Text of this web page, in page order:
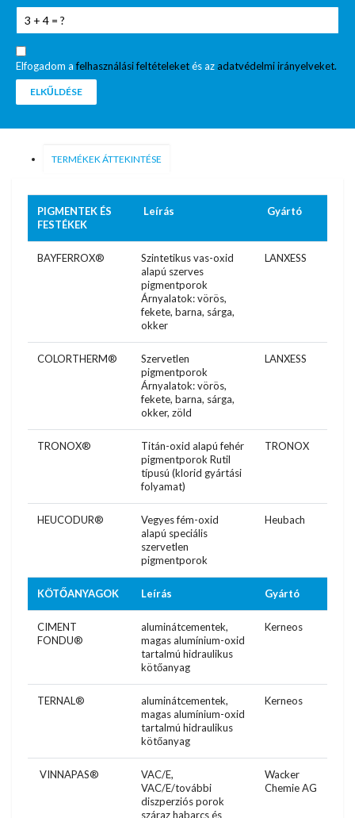
Elfogadom afelhasználási feltételeketés azadatvédelmi irányelveket.
ELKŰLDÉSE
TERMÉKEK ÁTTEKINTÉSE
PIGMENTEK ÉS
FESTÉKEK
Leírás Gyártó
BAYFERROX®
Szintetikus vas-oxid
alapú szerves
pigmentporok
Árnyalatok: vörös,
fekete, barna, sárga,
okker
LANXESS
COLORTHERM®
Szervetlen
pigmentporok
Árnyalatok: vörös,
fekete, barna, sárga,
okker, zöld
LANXESS
TRONOX®
Titán-oxid alapú fehér
pigmentporok Rutil
típusú (klorid gyártási
folyamat)
TRONOX
HEUCODUR®
Vegyes fém-oxid
alapú speciális
szervetlen
pigmentporok
Heubach
KÖTŐANYAGOK Leírás Gyártó
CIMENT
FONDU®
aluminátcementek,
magas alumínium-oxid
tartalmú hidraulikus
kötőanyag
Kerneos
TERNAL®
aluminátcementek,
magas alumínium-oxid
tartalmú hidraulikus
kötőanyag
Kerneos
VINNAPAS®
VAC/E,
VAC/E/további
diszperziós porok
száraz habarcs és
Wacker
Chemie AG